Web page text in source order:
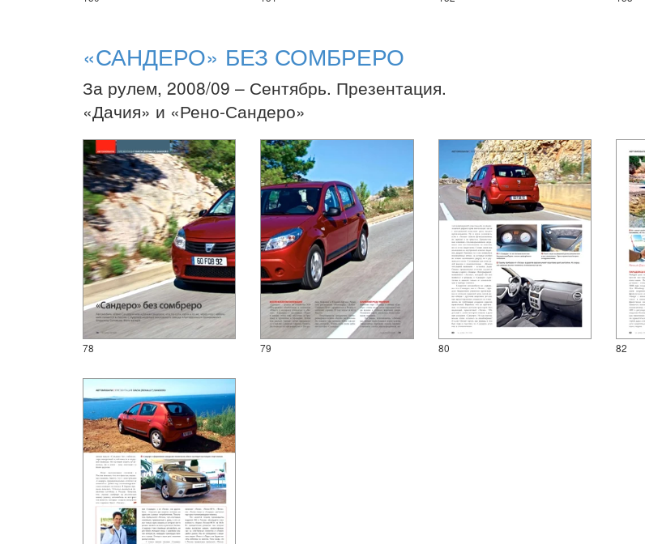
«САНДЕРО» БЕЗ СОМБРЕРО
За рулем, 2008/09 – Сентябрь. Презентация.
«Дачия» и «Рено-Сандеро»
78 79 80 82